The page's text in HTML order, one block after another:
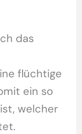
das
flüchtige
ein so
ist, welcher